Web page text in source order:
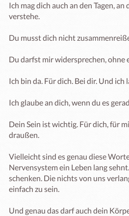
Ich mag dich auch an den Tagen,
verstehe.
Du musst dich nicht
Du darfst mir widersprechen, ohne
Ich bin da. Für dich. Bei dir. Und ich
Ich glaube an dich, wenn du es
Dein Sein ist wichtig. Für dich, für
draußen.
Vielleicht sind es genau diese
Nervensystem ein Leben lang
schenken. Die nichts von uns
einfach zu sein.
Und genau das darf auch dein